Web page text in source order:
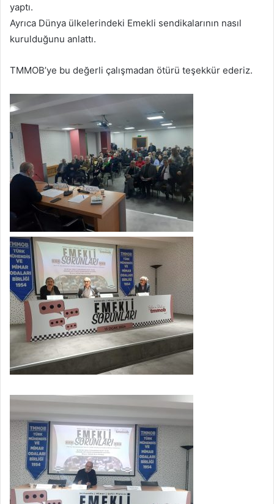
yaptı.
Ayrıca Dünya ülkelerindeki Emekli sendikalarının nasıl
kurulduğunu anlattı.
TMMOB’ye bu değerli çalışmadan ötürü teşekkür ederiz.